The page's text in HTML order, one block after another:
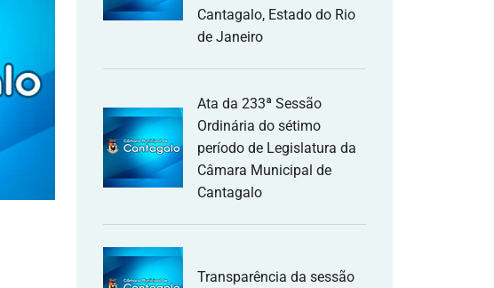
Cantagalo, Estado do Rio
de Janeiro
Ata da 233ª Sessão
Ordinária do sétimo
período de Legislatura da
Câmara Municipal de
Cantagalo
Transparência da sessão